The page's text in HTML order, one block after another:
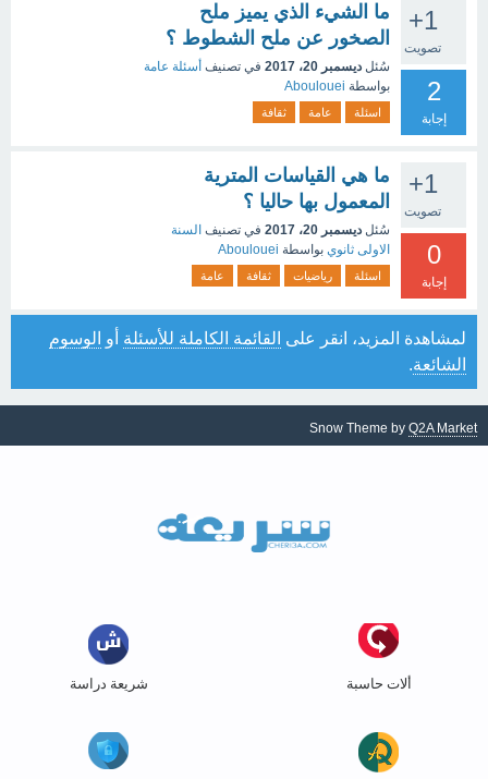
+1
تصويت
2
إجابة
ما الشيء الذي يميز ملح
الصخور عن ملح الشطوط ؟
سُئل ديسمبر 20، 2017 في تصنيف أسئلة عامة
بواسطة Aboulouei
اسئلة عامة ثقافة
+1
تصويت
0
إجابة
ما هي القياسات المترية
المعمول بها حاليا ؟
سُئل ديسمبر 20، 2017 في تصنيف السنة
الاولى ثانوي بواسطة Aboulouei
اسئلة رياضيات ثقافة عامة
لمشاهدة المزيد، انقر على القائمة الكاملة للأسئلة أو الوسوم
الشائعة.
Snow Theme by Q2A Market